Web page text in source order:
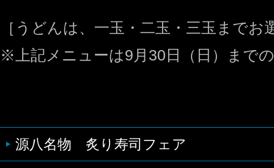
［うどんは、一玉・二玉・三玉まで
※上記メニューは9月30日（日）まで
源八名物 炙り寿司フェア